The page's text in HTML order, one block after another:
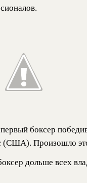
боксер
(США). Произошло
дольше всех